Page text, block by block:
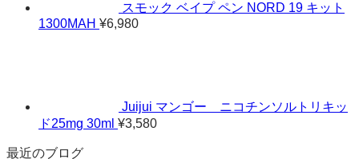
スモック ベイプ ペン NORD 19 キット
1300MAH ¥6,980
Juijui マンゴー ニコチンソルトリキッ
ド25mg 30ml ¥3,580
最近のブログ